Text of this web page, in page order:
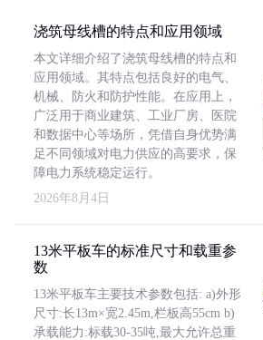
浇筑母线槽的特点和应用领域
本文详细介绍了浇筑母线槽的特点和
应用领域。其特点包括良好的电气、
机械、防火和防护性能。在应用上，
广泛用于商业建筑、工业厂房、医院
和数据中心等场所，凭借自身优势满
足不同领域对电力供应的高要求，保
障电力系统稳定运行。
2026年8月4日
13米平板车的标准尺寸和载重参
数
13米平板车主要技术参数包括: a)外形
尺寸:长13m×宽2.45m,栏板高55cm b)
承载能力:标载30-35吨,最大允许总重